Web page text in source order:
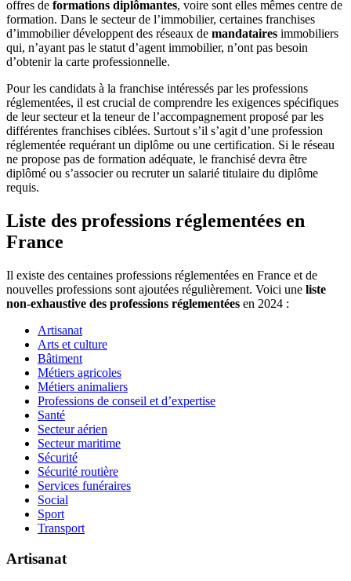
offres de formations diplômantes, voire sont elles mêmes centre de
formation. Dans le secteur de l’immobilier, certaines franchises
d’immobilier développent des réseaux de mandataires immobiliers
qui, n’ayant pas le statut d’agent immobilier, n’ont pas besoin
d’obtenir la carte professionnelle.
Pour les candidats à la franchise intéressés par les professions
réglementées, il est crucial de comprendre les exigences spécifiques
de leur secteur et la teneur de l’accompagnement proposé par les
différentes franchises ciblées. Surtout s’il s’agit d’une profession
réglementée requérant un diplôme ou une certification. Si le réseau
ne propose pas de formation adéquate, le franchisé devra être
diplômé ou s’associer ou recruter un salarié titulaire du diplôme
requis.
Liste des professions réglementées en
France
Il existe des centaines professions réglementées en France et de
nouvelles professions sont ajoutées régulièrement. Voici une liste
non-exhaustive des professions réglementées en 2024 :
Artisanat
Arts et culture
Bâtiment
Métiers agricoles
Métiers animaliers
Professions de conseil et d’expertise
Santé
Secteur aérien
Secteur maritime
Sécurité
Sécurité routière
Services funéraires
Social
Sport
Transport
Artisanat